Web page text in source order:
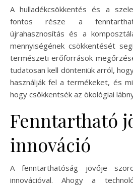
A hulladékcsökkentés és a
fontos része a
újrahasznosítás és a
mennyiségének csökkentését
természeti erőforrások
tudatosan kell dönteniük arról,
használják fel a termékeket, és
hogy csökkentsék az ökológiai
Fenntartható
innováció
A fenntarthatóság jövője
innovációval. Ahogy a